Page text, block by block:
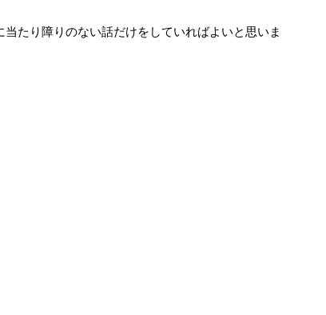
たり障りのない話だけをしていればよいと思いま